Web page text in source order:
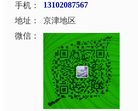
手机：
13102087567
地址：
京津地区
微信：